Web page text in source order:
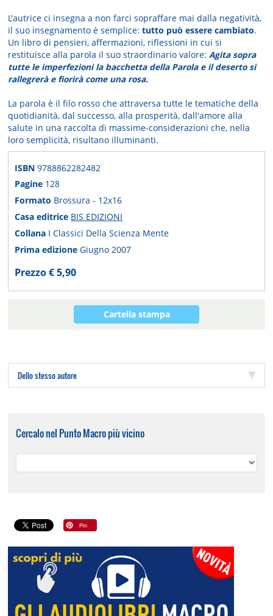
L'autrice ci insegna a non farci sopraffare mai dalla negatività,
il suo insegnamento è semplice:tutto può essere cambiato.
Un libro di pensieri, affermazioni, riflessioni in cui si
restituisce alla parola il suo straordinario valore:Agita sopra
tutte le imperfezioni la bacchetta della Parola e il deserto si
rallegrerà e fiorirà come una rosa.
La parola è il filo rosso che attraversa tutte le tematiche della
quotidianità, dal successo, alla prosperità, dall'amore alla
salute in una raccolta di massime-considerazioni che, nella
loro semplicità, risultano illuminanti.
ISBN9788862282482
Pagine 128
Formato Brossura - 12x16
Casa editrice BIS EDIZIONI
Collana I Classici Della Scienza Mente
Prima edizioneGiugno 2007
Prezzo € 5,90
Cartella stampa
Dello stesso autore
Cercalo nel Punto Macro più vicino